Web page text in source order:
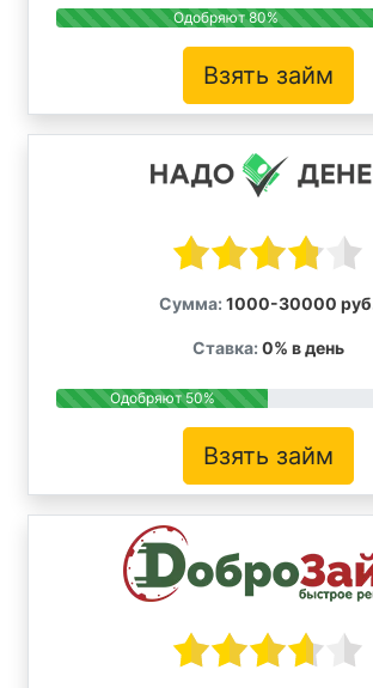
Одобряют 80%
Взять займ
Сумма: 1000-30000
Ставка: 0% в день
Одобряют 50%
Взять займ